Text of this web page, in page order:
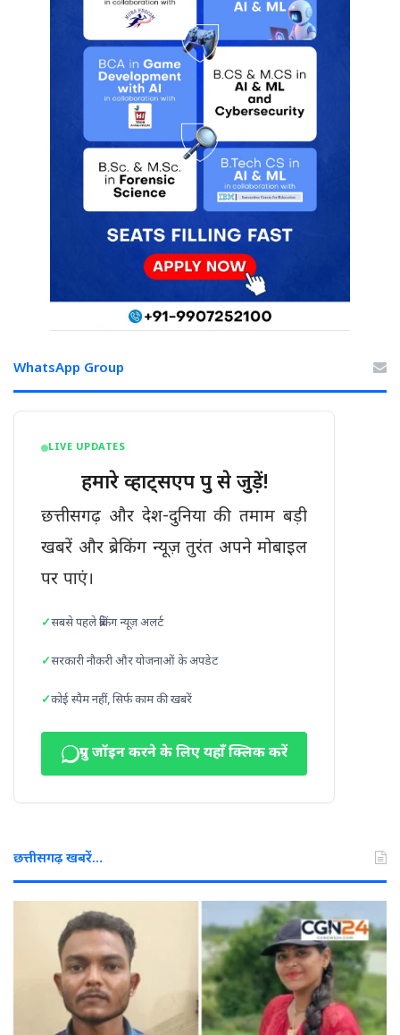
WhatsApp Group
LIVE UPDATES
हमारे व्हाट्सएप ग्रुप से जुड़ें!
छत्तीसगढ़ और देश-दुनिया की तमाम बड़ी
खबरें और ब्रेकिंग न्यूज़ तुरंत अपने मोबाइल
पर पाएं।
सबसे पहले ब्रेकिंग न्यूज़ अलर्ट
सरकारी नौकरी और योजनाओं के अपडेट
कोई स्पैम नहीं, सिर्फ काम की खबरें
ग्रुप जॉइन करने के लिए यहाँ क्लिक करें
छत्तीसगढ़ खबरें…